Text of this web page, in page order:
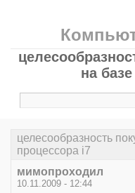
на
целесообразность
процессора i7
мимопроходил
10.11.2009 - 12:44